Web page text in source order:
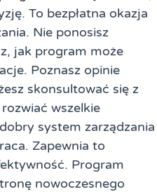
To bezpłatna okazja
Nie ponosisz
jak program może
Poznasz opinie
skonsultować się z
wszelkie
system zarządzania
Zapewnia to
Program
nowoczesnego